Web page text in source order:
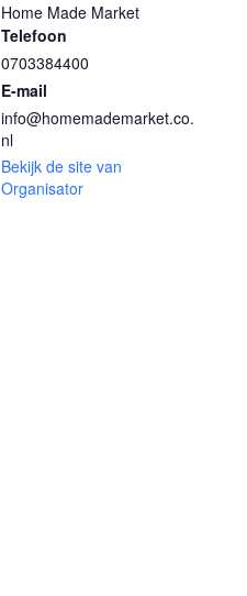
Home Made Market
Telefoon
0703384400
E-mail
info@homemademarket.co.
nl
Bekijk de site van
Organisator